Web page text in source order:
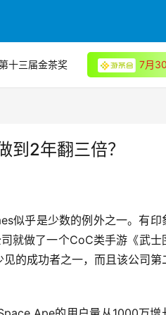
十三届金茶奖 7月
2年翻三倍？
似乎是少数的例外之一。有印
就做了一个CoC类手游《武士
的成功者之一，而且该公司第